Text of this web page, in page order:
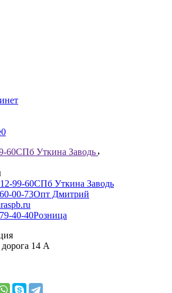
0
60СПб Уткина Заводь
99-60СПб Уткина Заводь
00-73Опт Дмитрий
40-40Розница
14 А